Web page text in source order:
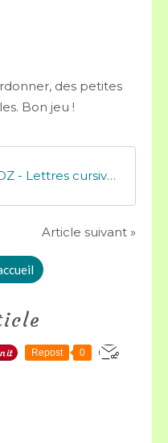
des petites
Bon jeu !
MDZ - Lettres cursives à ordonner
Article suivant »
Repost 0